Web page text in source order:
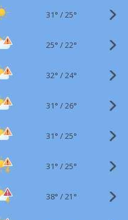
31° /25°
25° /22°
32° /24°
31° /26°
31° /25°
31° /25°
38° /21°